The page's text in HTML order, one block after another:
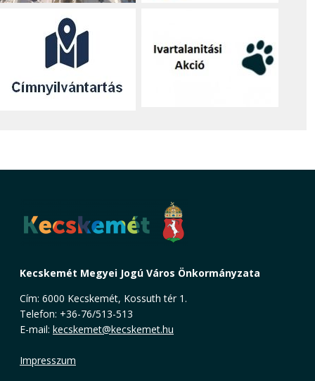
Kecskemét Megyei Jogú Város Önkormányzata
Cím: 6000 Kecskemét, Kossuth tér 1.
Telefon: +36-76/513-513
E-mail: kecskemet@kecskemet.hu
Impresszum